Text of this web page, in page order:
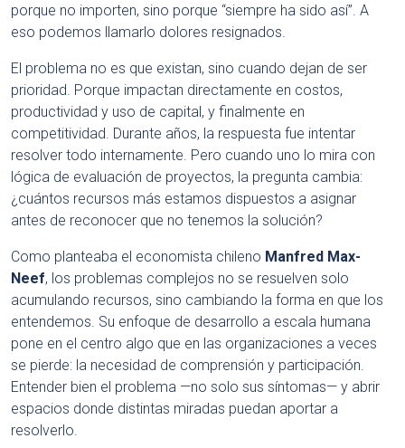
porque no importen, sino porque “siempre ha sido así”. A
eso podemos llamarlo dolores resignados.
El problema no es que existan, sino cuando dejan de ser
prioridad. Porque impactan directamente en costos,
productividad y uso de capital, y finalmente en
competitividad. Durante años, la respuesta fue intentar
resolver todo internamente. Pero cuando uno lo mira con
lógica de evaluación de proyectos, la pregunta cambia:
¿cuántos recursos más estamos dispuestos a asignar
antes de reconocer que no tenemos la solución?
Como planteaba el economista chileno Manfred Max-
Neef, los problemas complejos no se resuelven solo
acumulando recursos, sino cambiando la forma en que los
entendemos. Su enfoque de desarrollo a escala humana
pone en el centro algo que en las organizaciones a veces
se pierde: la necesidad de comprensión y participación.
Entender bien el problema —no solo sus síntomas— y abrir
espacios donde distintas miradas puedan aportar a
resolverlo.